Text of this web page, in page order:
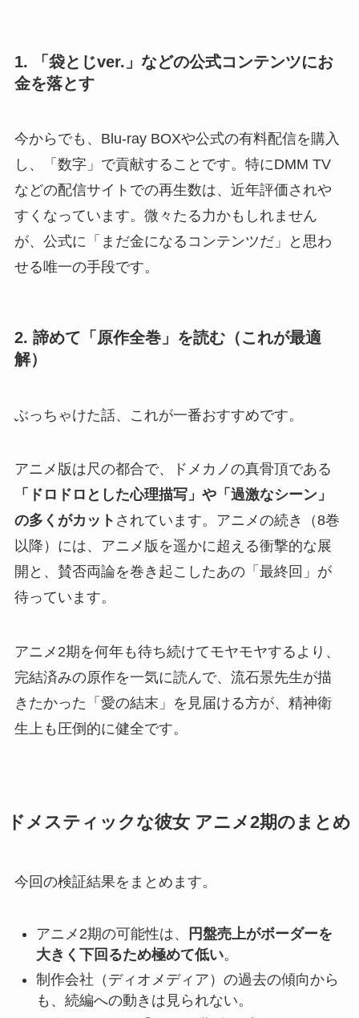
1. 「袋とじver.」などの公式コンテンツにお
金を落とす
今からでも、Blu-ray BOXや公式の有料配信を購入
し、「数字」で貢献することです。特にDMM TV
などの配信サイトでの再生数は、近年評価されや
すくなっています。微々たる力かもしれません
が、公式に「まだ金になるコンテンツだ」と思わ
せる唯一の手段です。
2. 諦めて「原作全巻」を読む（これが最適
解）
ぶっちゃけた話、これが一番おすすめです。
アニメ版は尺の都合で、ドメカノの真骨頂である
「ドロドロとした心理描写」や「過激なシーン」
の多くがカット されています。アニメの続き（8巻
以降）には、アニメ版を遥かに超える衝撃的な展
開と、賛否両論を巻き起こしたあの「最終回」が
待っています。
アニメ2期を何年も待ち続けてモヤモヤするより、
完結済みの原作を一気に読んで、流石景先生が描
きたかった「愛の結末」を見届ける方が、精神衛
生上も圧倒的に健全です。
ドメスティックな彼女 アニメ2期のまとめ
今回の検証結果をまとめます。
アニメ2期の可能性は、
円盤売上がボーダーを
大きく下回るため極めて低い。
制作会社（ディオメディア）の過去の傾向から
も、続編への動きは見られない。